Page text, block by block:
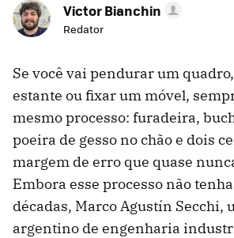
Victor Bianchin
Redator
Se você vai pendurar um
estante ou fixar um móvel,
mesmo processo: furadeira,
poeira de gesso no chão e dois
margem de erro que quase
Embora esse processo não
décadas, Marco Agustín Secchi,
argentino de engenharia